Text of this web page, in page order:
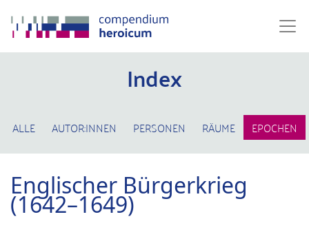
Index
ALLE AUTOR:INNEN PERSONEN RÄUME EPOCHEN
Englischer Bürgerkrieg
(1642–1649)